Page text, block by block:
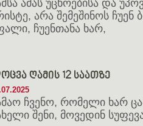
ამას უცხოებისა და
არა შემეშინოს
ჩუენთანა ხარ,
ღამის 12 საათზე
ჩვენო, რომელი ხარ
შენი, მოვედინ